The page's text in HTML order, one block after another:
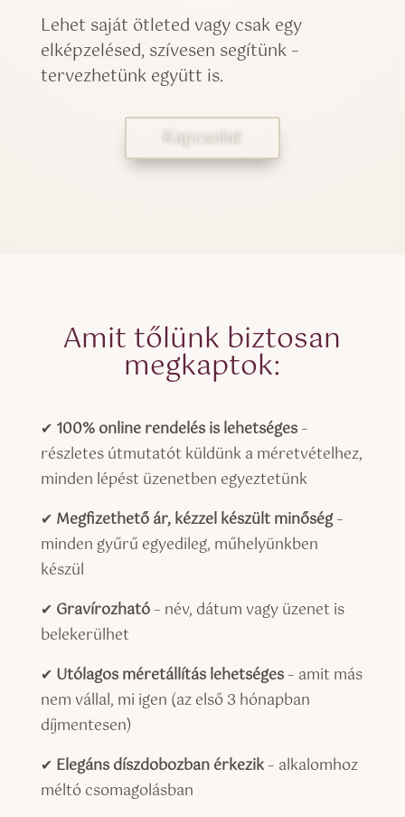
Lehet saját ötleted vagy csak egy
elképzelésed, szívesen segítünk –
tervezhetünk együtt is.
Kapcsolat
Amit tőlünk biztosan
megkaptok:
✔ 100% online rendelés is lehetséges–
részletes útmutatót küldünk a méretvételhez,
minden lépést üzenetben egyeztetünk
✔ Megfizethető ár, kézzel készült minőség–
minden gyűrű egyedileg, műhelyünkben
készül
✔ Gravírozható– név, dátum vagy üzenet is
belekerülhet
✔ Utólagos méretállítás lehetséges– amit más
nem vállal, mi igen (az első 3 hónapban
díjmentesen)
✔ Elegáns díszdobozban érkezik– alkalomhoz
méltó csomagolásban